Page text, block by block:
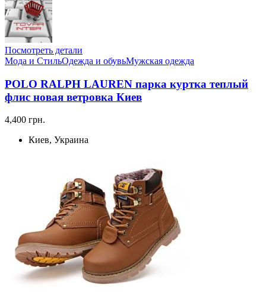
Посмотреть детали
Мода и СтильОдежда и обувьМужская одежда
POLO RALPH LAUREN парка куртка теплый
флис новая ветровка Киев
4,400 грн.
Киев, Украина